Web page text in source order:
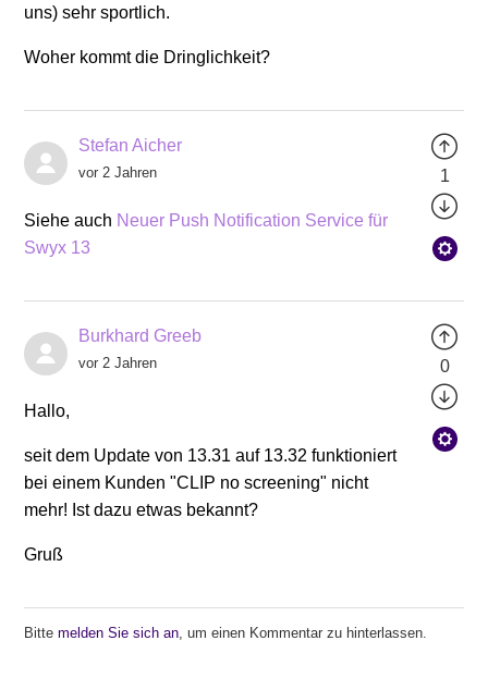
uns) sehr sportlich.
Woher kommt die Dringlichkeit?
Stefan Aicher
vor 2 Jahren
Siehe auch Neuer Push Notification Service für
Swyx 13
1
Burkhard Greeb
vor 2 Jahren
Hallo,
seit dem Update von 13.31 auf 13.32 funktioniert
bei einem Kunden "CLIP no screening" nicht
mehr! Ist dazu etwas bekannt?
Gruß
0
Bittemelden Sie sich an, um einen Kommentar zu hinterlassen.